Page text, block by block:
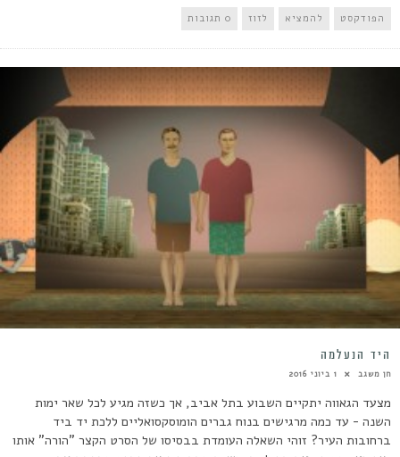
הפודקסט להמציא לזוז 0 תגובות
היד הנעלמה
חן משגב 1 ביוני 2016
מצעד הגאווה יתקיים השבוע בתל אביב, אך כשזה מגיע לכל שאר ימות
השנה - עד כמה מרגישים בנוח גברים הומוסקסואליים ללכת יד ביד
ברחובות העיר? זוהי השאלה העומדת בבסיסו של הסרט הקצר "הורה" אותו